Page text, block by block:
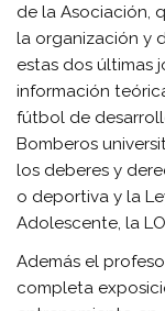
de la Asociación,
la organización y
estas dos últimas
información
fútbol de
Bomberos
los deberes y
o deportiva y la
Adolescente, la
Además el
completa